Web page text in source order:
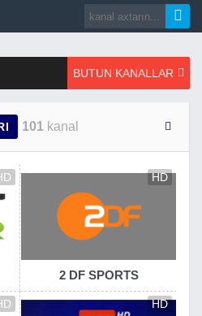
BUTUN KANALLAR
101 kanal
HD
2 DF SPORTS
HD